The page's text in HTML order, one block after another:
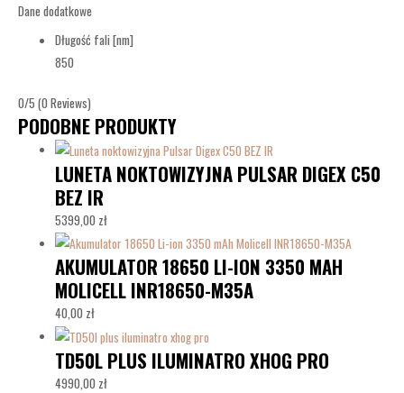
Dane dodatkowe
Długość fali [nm]
850
0/5 (0 Reviews)
PODOBNE PRODUKTY
LUNETA NOKTOWIZYJNA PULSAR DIGEX C50
BEZ IR
5399,00 zł
AKUMULATOR 18650 LI-ION 3350 MAH
MOLICELL INR18650-M35A
40,00 zł
TD50L PLUS ILUMINATRO XHOG PRO
4990,00 zł